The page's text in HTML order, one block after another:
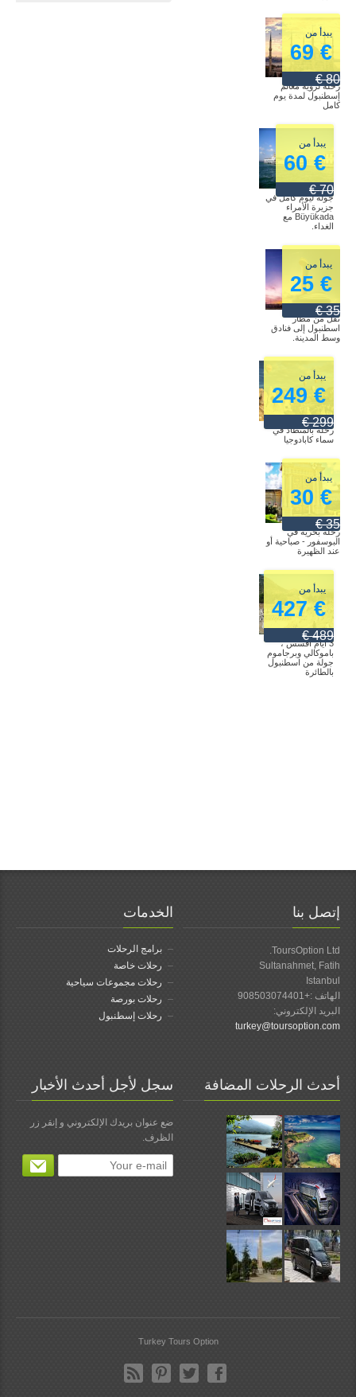
يبدأ من
€ 69
80 €
رحلة لرؤية معالم
إسطنبول لمدة يوم
كامل
يبدأ من
€ 60
70 €
جولة ليوم كامل في
جزيرة الأمراء
Büyükada مع
الغداء.
يبدأ من
€ 25
35 €
نقل من مطار
اسطنبول إلى فنادق
وسط المدينة.
يبدأ من
€ 249
299 €
رحلة بالمنطاد في
سماء كابادوجيا
يبدأ من
€ 30
35 €
رحلة بحرية في
البوسفور - صباحية أو
عند الظهيرة
يبدأ من
€ 427
489 €
3 أيام أفسس ،
باموكالي وبرجاموم
جولة من اسطنبول
بالطائرة
إتصل بنا
ToursOption Ltd.
Sultanahmet, Fatih
Istanbul
الهاتف :+908503074401
البريد الإلكتروني:
turkey@toursoption.com
الخدمات
برامج الرحلات
رحلات خاصة
رحلات مجموعات سياحية
رحلات بورصة
رحلات إسطنبول
أحدث الرحلات المضافة سجل لأجل أحدث الأخبار
ضع عنوان بريدك الإلكتروني و إنقر زر
الظرف.
Turkey Tours Option